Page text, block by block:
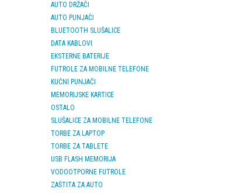
AUTO DRŽAČI
AUTO PUNJAČI
BLUETOOTH SLUŠALICE
DATA KABLOVI
EKSTERNE BATERIJE
FUTROLE ZA MOBILNE TELEFONE
KUĆNI PUNJAČI
MEMORIJSKE KARTICE
OSTALO
SLUŠALICE ZA MOBILNE TELEFONE
TORBE ZA LAPTOP
TORBE ZA TABLETE
USB FLASH MEMORIJA
VODOOTPORNE FUTROLE
ZAŠTITA ZA AUTO